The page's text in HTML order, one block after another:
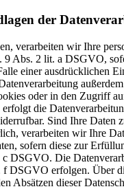
der
verarbeiten wir Ihre
Abs. 2 lit. a DSGVO,
einer ausdrücklichen
oder in den Zugriff
die
Sind Ihre Daten
verarbeiten wir Ihre
sofern diese zur
DSGVO. Die
f DSGVO erfolgen. Über
Absätzen dieser